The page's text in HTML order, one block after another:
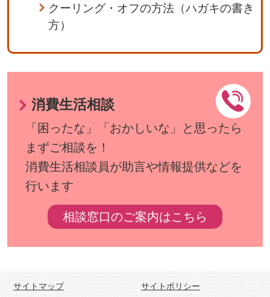
クーリング・オフの方法（ハガキの書き
方）
消費生活相談
「困ったな」「おかしいな」と思ったら
まずご相談を！
消費生活相談員が助言や情報提供などを
行います
相談窓口のご案内はこちら
サイトマップ サイトポリシー